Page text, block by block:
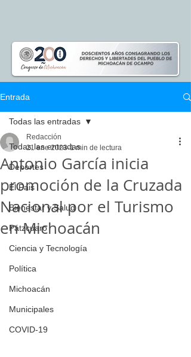
Entrada
Todas las entradas
Deportes
El Pais
Bienestar y Salud
Pátzcuaro
Ciencia y Tecnología
Política
Michoacán
Municipales
COVID-19
Todas las entradas
Antonio García inicia
promoción de la Cruzada
Nacional por el Turismo
en Michoacán
Redacción
21 ene 2023 1 min de lectura